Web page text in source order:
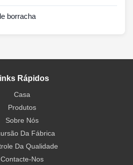
borracha
Rápidos
Casa
Produtos
Sobre Nós
Da Fábrica
Da Qualidade
Contacte-Nos